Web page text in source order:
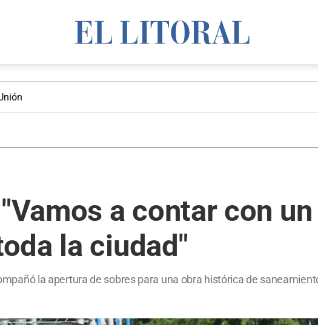
a contar con
la ciudad"
la apertura de sobres para una obra histórica de